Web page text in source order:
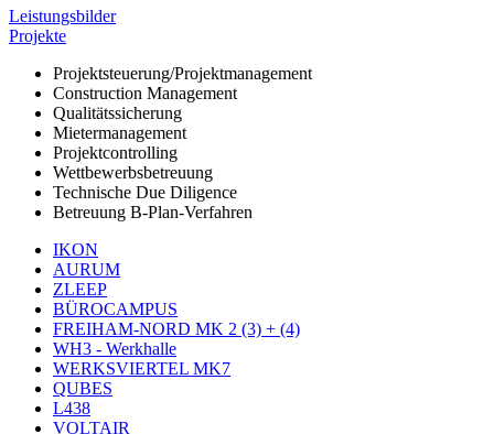
Leistungsbilder
Projekte
Projektsteuerung/Projektmanagement
Construction Management
Qualitätssicherung
Mietermanagement
Projektcontrolling
Wettbewerbsbetreuung
Technische Due Diligence
Betreuung B-Plan-Verfahren
IKON
AURUM
ZLEEP
BÜROCAMPUS
FREIHAM-NORD MK 2 (3) + (4)
WH3 - Werkhalle
WERKSVIERTEL MK7
QUBES
L438
VOLTAIR